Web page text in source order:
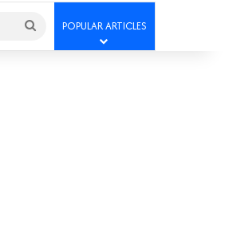
Search
for
POPULAR ARTICLES